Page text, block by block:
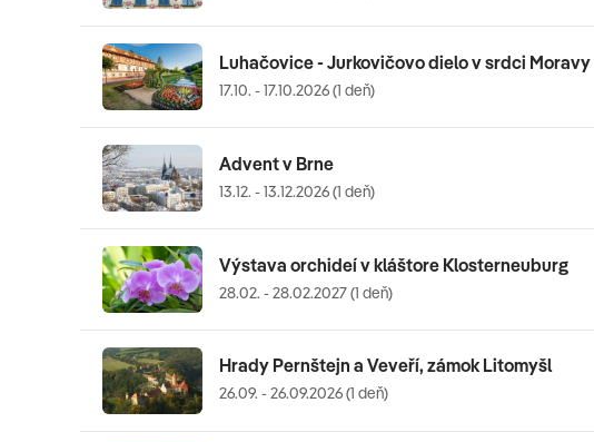
Luhačovice - Jurkovičovo dielo v srdci Moravy
17.10. - 17.10.2026 (1 deň)
Advent v Brne
13.12. - 13.12.2026 (1 deň)
Výstava orchideí v kláštore Klosterneuburg
28.02. - 28.02.2027 (1 deň)
Hrady Pernštejn a Veveří, zámok Litomyšl
26.09. - 26.09.2026 (1 deň)